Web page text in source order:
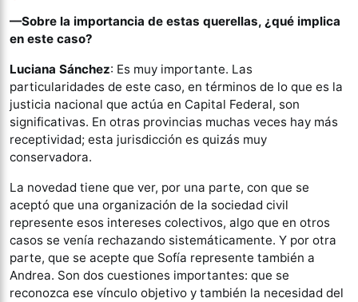
—Sobre la importancia de estas querellas, ¿qué implica
en este caso?
Luciana Sánchez: Es muy importante. Las
particularidades de este caso, en términos de lo que es la
justicia nacional que actúa en Capital Federal, son
significativas. En otras provincias muchas veces hay más
receptividad; esta jurisdicción es quizás muy
conservadora.
La novedad tiene que ver, por una parte, con que se
aceptó que una organización de la sociedad civil
represente esos intereses colectivos, algo que en otros
casos se venía rechazando sistemáticamente. Y por otra
parte, que se acepte que Sofía represente también a
Andrea. Son dos cuestiones importantes: que se
reconozca ese vínculo objetivo y también la necesidad del